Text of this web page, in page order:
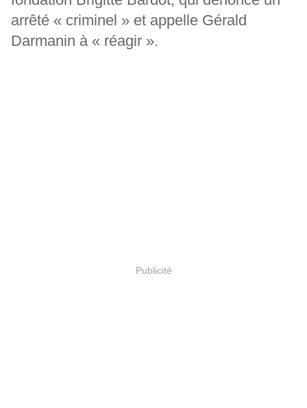
arrêté « criminel » et appelle Gérald
Darmanin à « réagir ».
Publicité